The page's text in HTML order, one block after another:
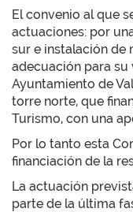
El convenio al que
actuaciones: por
sur e instalación de
adecuación para su
Ayuntamiento de
torre norte, que
Turismo, con una
Por lo tanto esta
financiación de la
La actuación
parte de la última